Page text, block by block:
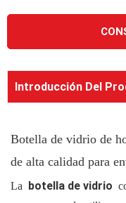
Introducción Del
Botella de vidrio de
de alta calidad para
La botella de vidrio